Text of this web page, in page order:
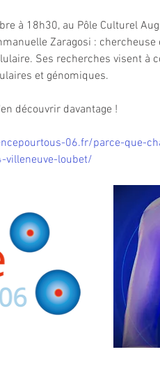
à 18h30, au Pôle Culturel
Zaragosi :
Ses recherches visent
et génomiques.
découvrir davantage !
06.fr/parce-que-
villeneuve-loubet/